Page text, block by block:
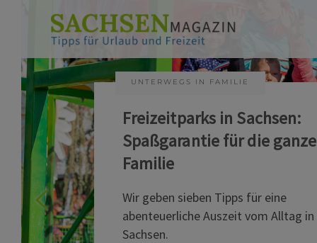
UNTERWEGS IN FAMILIE
Freizeitparks in Sachsen:
Spaßgarantie für die ganze
Familie
Wir geben sieben Tipps für eine
abenteuerliche Auszeit vom Alltag in
Sachsen.